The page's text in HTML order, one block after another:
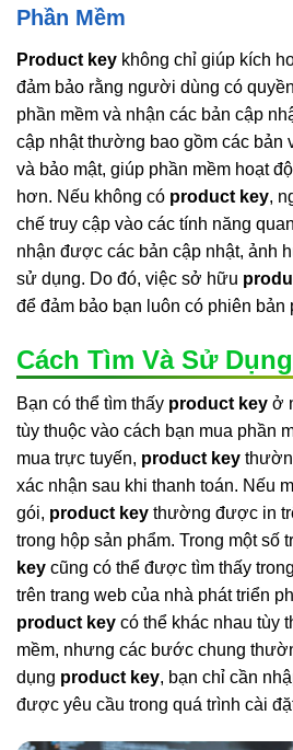
Phần Mềm
Product key không chỉ giúp kích
đảm bảo rằng người dùng có
phần mềm và nhận các bản cập
cập nhật thường bao gồm các bản
và bảo mật, giúp phần mềm hoạt
hơn. Nếu không có product key,
chế truy cập vào các tính năng
nhận được các bản cập nhật, ảnh
sử dụng. Do đó, việc sở hữu
để đảm bảo bạn luôn có phiên bản
Cách Tìm Và Sử
Bạn có thể tìm thấy product key ở
tùy thuộc vào cách bạn mua phần
mua trực tuyến, product key
xác nhận sau khi thanh toán. Nếu
gói, product key thường được in
trong hộp sản phẩm. Trong một số
key cũng có thể được tìm thấy
trên trang web của nhà phát triển
product key có thể khác nhau tùy
mềm, nhưng các bước chung
dụng product key, bạn chỉ cần
được yêu cầu trong quá trình cài